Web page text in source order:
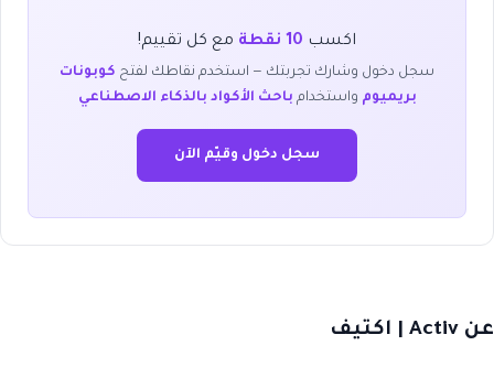
اكسب 10 نقطة مع كل تقييم!
سجل دخول وشارك تجربتك — استخدم نقاطك لفتح كوبونات
بريميوم واستخدام باحث الأكواد بالذكاء الاصطناعي
سجل دخول وقيّم الآن
عن Activ | اكتيف